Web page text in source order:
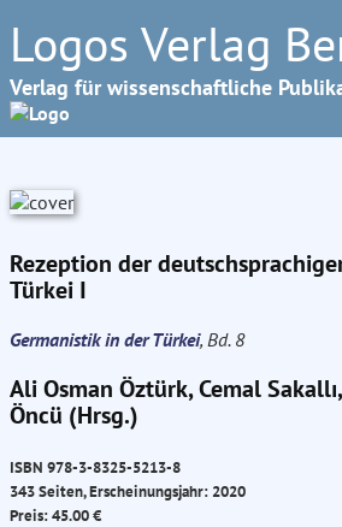
Logos Verlag
Verlag für wissenschaftliche
Rezeption der
Türkei I
Germanistik in der Türkei, Bd. 8
Ali Osman Öztürk, Cemal
Öncü (Hrsg.)
ISBN 978-3-8325-5213-8
343 Seiten, Erscheinungsjahr: 2020
Preis: 45.00 €